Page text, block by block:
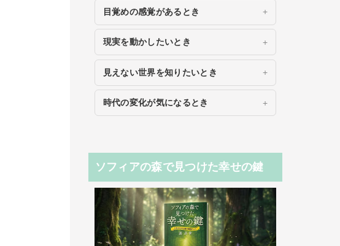
目覚めの感覚があるとき
現実を動かしたいとき
見えない世界を知りたいとき
時代の変化が気になるとき
ソフィアの森で見つけた幸せの鍵